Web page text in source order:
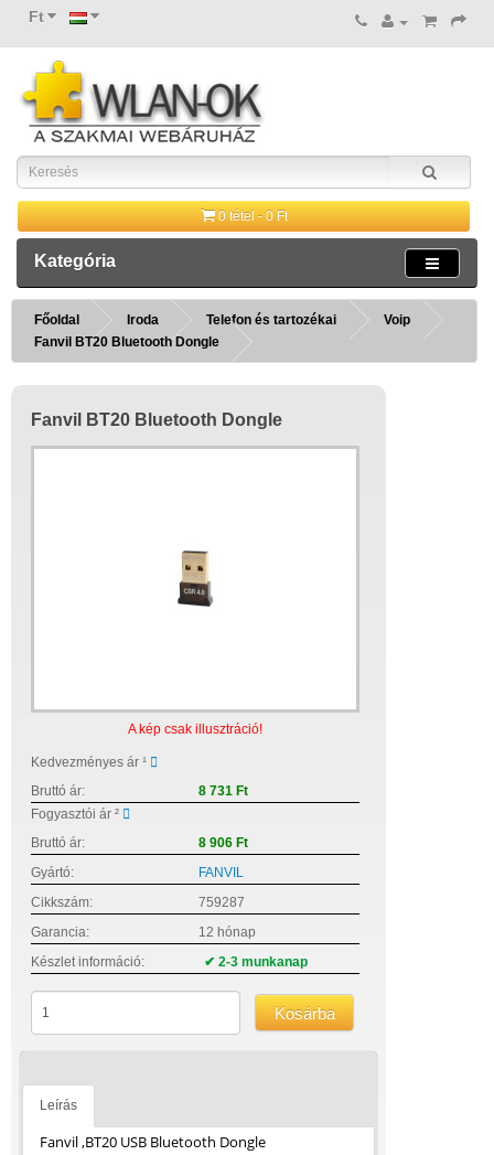
Ft
0 tétel - 0 Ft
Kategória
Főoldal Iroda Telefon és tartozékai
Voip
Fanvil BT20 Bluetooth Dongle
Fanvil BT20 Bluetooth Dongle
A kép csak illusztráció!
Kedvezményes ár ¹
Bruttó ár:
8 731 Ft
Fogyasztói ár ²
Bruttó ár:
8 906 Ft
Gyártó:
FANVIL
Cikkszám:
759287
Garancia:
12 hónap
Készlet információ:
✔ 2-3 munkanap
Kosárba
Leírás
Fanvil ,BT20 USB Bluetooth Dongle